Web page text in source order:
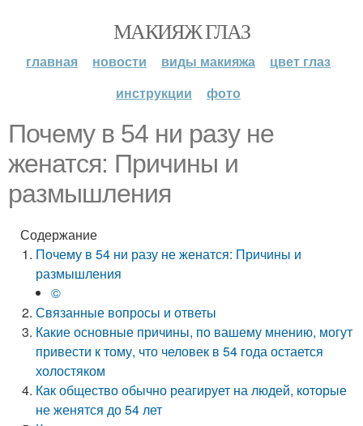
МАКИЯЖ ГЛАЗ
главная новости виды макияжа
цвет глаз
инструкции
фото
Почему в 54 ни разу не
женатся: Причины и
размышления
Содержание
Почему в 54 ни разу не женатся: Причины и
размышления
©
Связанные вопросы и ответы
Какие основные причины, по вашему мнению, могут
привести к тому, что человек в 54 года остается
холостяком
Как общество обычно реагирует на людей, которые
не женятся до 54 лет